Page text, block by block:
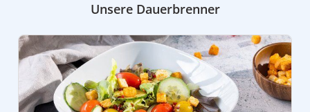
Unsere Dauerbrenner